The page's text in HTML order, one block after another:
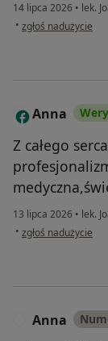
14 lipca 2026 • lek.
• w opinii
zgłoś nadużycie
A Anna
Z całego
13 lipca 2026 • lek.
• w opinii
zgłoś nadużycie
Anna